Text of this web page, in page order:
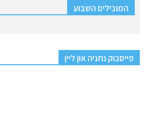
המובילים השבוע
פייסבוק נתניה און ליין